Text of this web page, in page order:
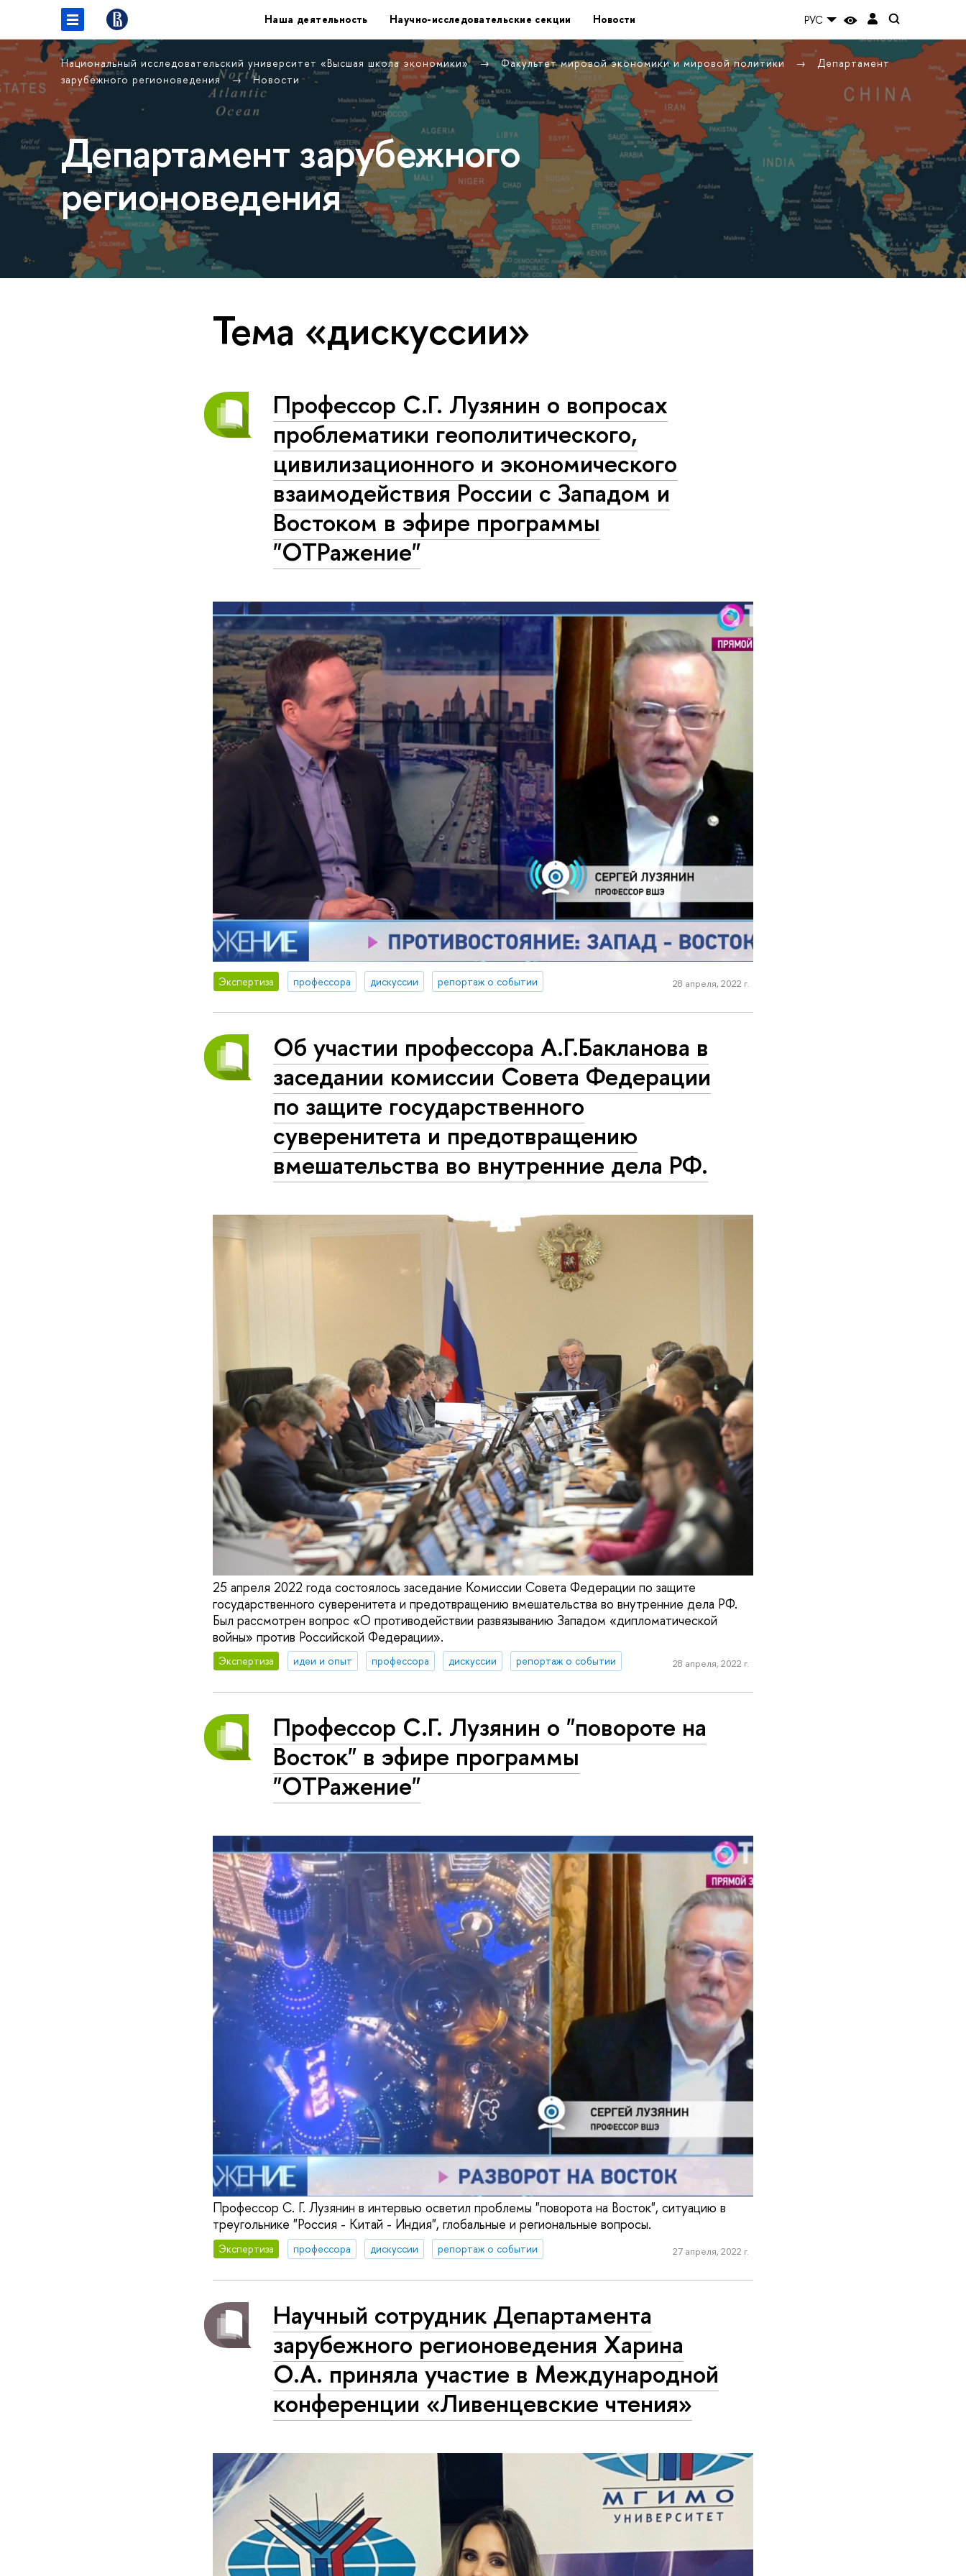
Наша деятельность Научно-исследовательские секции Новости РУС
Национальный исследовательский университет «Высшая школа экономики» Факультет мировой экономики и мировой политики
Департамент
зарубежного регионоведения
Новости
Департамент зарубежного
регионоведения
Тема «дискуссии»
Профессор С.Г. Лузянин о вопросах
проблематики геополитического,
цивилизационного и экономического
взаимодействия России с Западом и
Востоком в эфире программы
"ОТРажение"
Экспертиза профессора дискуссии репортаж о событии 28 апреля, 2022 г.
Об участии профессора А.Г.Бакланова в
заседании комиссии Совета Федерации
по защите государственного
суверенитета и предотвращению
вмешательства во внутренние дела РФ.
25 апреля 2022 года состоялось заседание Комиссии Совета Федерации по защите
государственного суверенитета и предотвращению вмешательства во внутренние дела РФ.
Был рассмотрен вопрос «О противодействии развязыванию Западом «дипломатической
войны» против Российской Федерации».
Экспертиза идеи и опыт профессора дискуссии репортаж о событии 28 апреля, 2022 г.
Профессор С.Г. Лузянин о "повороте на
Восток" в эфире программы
"ОТРажение"
Профессор С. Г. Лузянин в интервью осветил проблемы "поворота на Восток", ситуацию в
треугольнике "Россия - Китай - Индия", глобальные и региональные вопросы.
Экспертиза профессора дискуссии репортаж о событии 27 апреля, 2022 г.
Научный сотрудник Департамента
зарубежного регионоведения Харина
О.А. приняла участие в Международной
конференции «Ливенцевские чтения»